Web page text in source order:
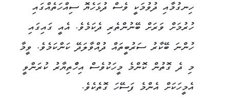
ހިނގުމާއި ދުވުމަކީ ވެސް ދުޅަހެޔޮ ސިއްހަތެއްގައި
ހުރުމަށް ވަރަށް ބޭނުންތެރި ދެކަމެވެ. އެއީ ގައިގައި
ހުންނަ ބޭކާރު ސަރުބީތައް ދުއްވާލަދޭ ކަންކަމެވެ. ވީމާ
މި ދެ ގޮތުން ކޮންމެ މީހަކުވެސް އިހްްތިޔާރު ކުރަންވީ
އެމީހަކަށް އެންމެ ފަސޭހަ ގޮތެކެވެ.